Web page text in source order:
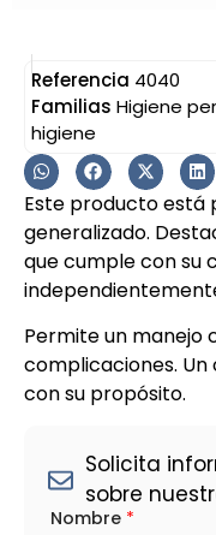
Referencia 4040
Familias Higiene
higiene
Este producto está
generalizado.
que cumple con su
Permite un manejo
complicaciones.
con su propósito.
Solicita
sobre
D
Nombre *